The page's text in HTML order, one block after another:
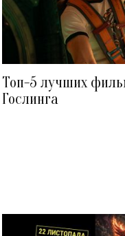
Топ-5 лучших
Гослинга